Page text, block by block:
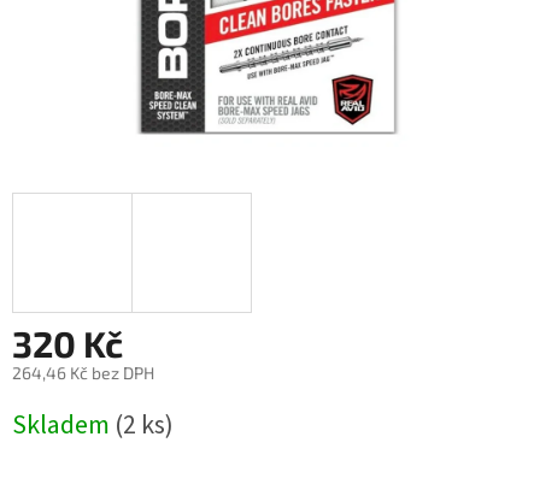
320 Kč
264,46 Kč bez DPH
cena:
Skladem (2 ks)